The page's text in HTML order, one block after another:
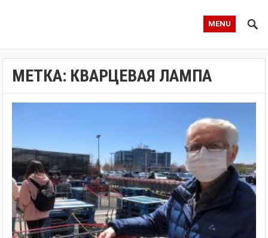
MENU
МЕТКА: КВАРЦЕВАЯ ЛАМПА